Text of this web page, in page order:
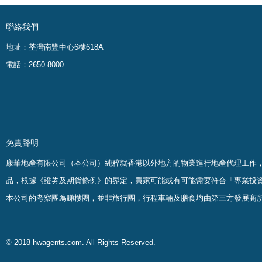
聯絡我們
地址：荃灣南豐中心6樓618A
電話：2650 8000
免責聲明
康華地產有限公司（本公司）純粹就香港以外地方的物業進行地產代理工
品，根據《證劵及期貨條例》的界定，買家可能或有可能需要符合「專業
本公司的考察團為睇樓團，並非旅行團，行程車輛及膳食均由第三方發展
© 2018 hwagents.com. All Rights Reserved.